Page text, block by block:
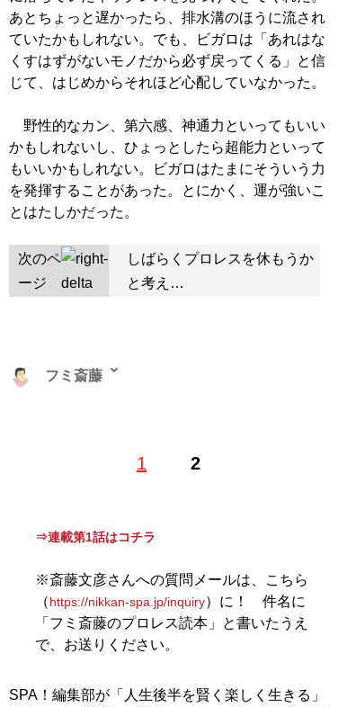
あとちょっと遅かったら、排水溝のほうに流され
ていたかもしれない。でも、ビガロは「あれはな
くすはずがないモノだから必ず戻ってくる」と信
じて、はじめからそれほど心配していなかった。
野性的なカン、第六感、神通力といってもいい
かもしれないし、ひょっとしたら超能力といって
もいいかもしれない。ビガロはたまにそういう力
を発揮することがあった。とにかく、運が強いこ
とはたしかだった。
次のペ
ージ
しばらくプロレスを休もうか
と考え…
1 2
フミ斎藤
⇒連載第1話はコチラ
※斎藤文彦さんへの質問メールは、こちら
（https://nikkan-spa.jp/inquiry）に！ 件名に
「フミ斎藤のプロレス読本」と書いたうえ
で、お送りください。
SPA！編集部が「人生後半を賢く楽しく生きる」